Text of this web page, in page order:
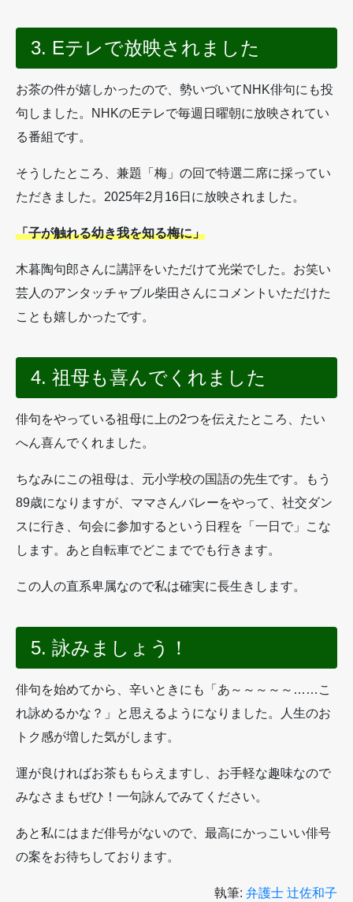
3. Eテレで放映されました
お茶の件が嬉しかったので、勢いづいてNHK俳句にも投
句しました。NHKのEテレで毎週日曜朝に放映されてい
る番組です。
そうしたところ、兼題「梅」の回で特選二席に採ってい
ただきました。2025年2月16日に放映されました。
「子が触れる幼き我を知る梅に」
木暮陶句郎さんに講評をいただけて光栄でした。お笑い
芸人のアンタッチャブル柴田さんにコメントいただけた
ことも嬉しかったです。
4. 祖母も喜んでくれました
俳句をやっている祖母に上の2つを伝えたところ、たい
へん喜んでくれました。
ちなみにこの祖母は、元小学校の国語の先生です。もう
89歳になりますが、ママさんバレーをやって、社交ダン
スに行き、句会に参加するという日程を「一日で」こな
します。あと自転車でどこまででも行きます。
この人の直系卑属なので私は確実に長生きします。
5. 詠みましょう！
俳句を始めてから、辛いときにも「あ～～～～～……こ
れ詠めるかな？」と思えるようになりました。人生のお
トク感が増した気がします。
運が良ければお茶ももらえますし、お手軽な趣味なので
みなさまもぜひ！一句詠んでみてください。
あと私にはまだ俳号がないので、最高にかっこいい俳号
の案をお待ちしております。
執筆: 弁護士 辻佐和子